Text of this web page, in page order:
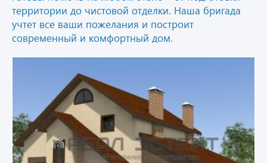
территории до чистовой отделки. Наша бригада
учтет все ваши пожелания и построит
современный и комфортный дом.